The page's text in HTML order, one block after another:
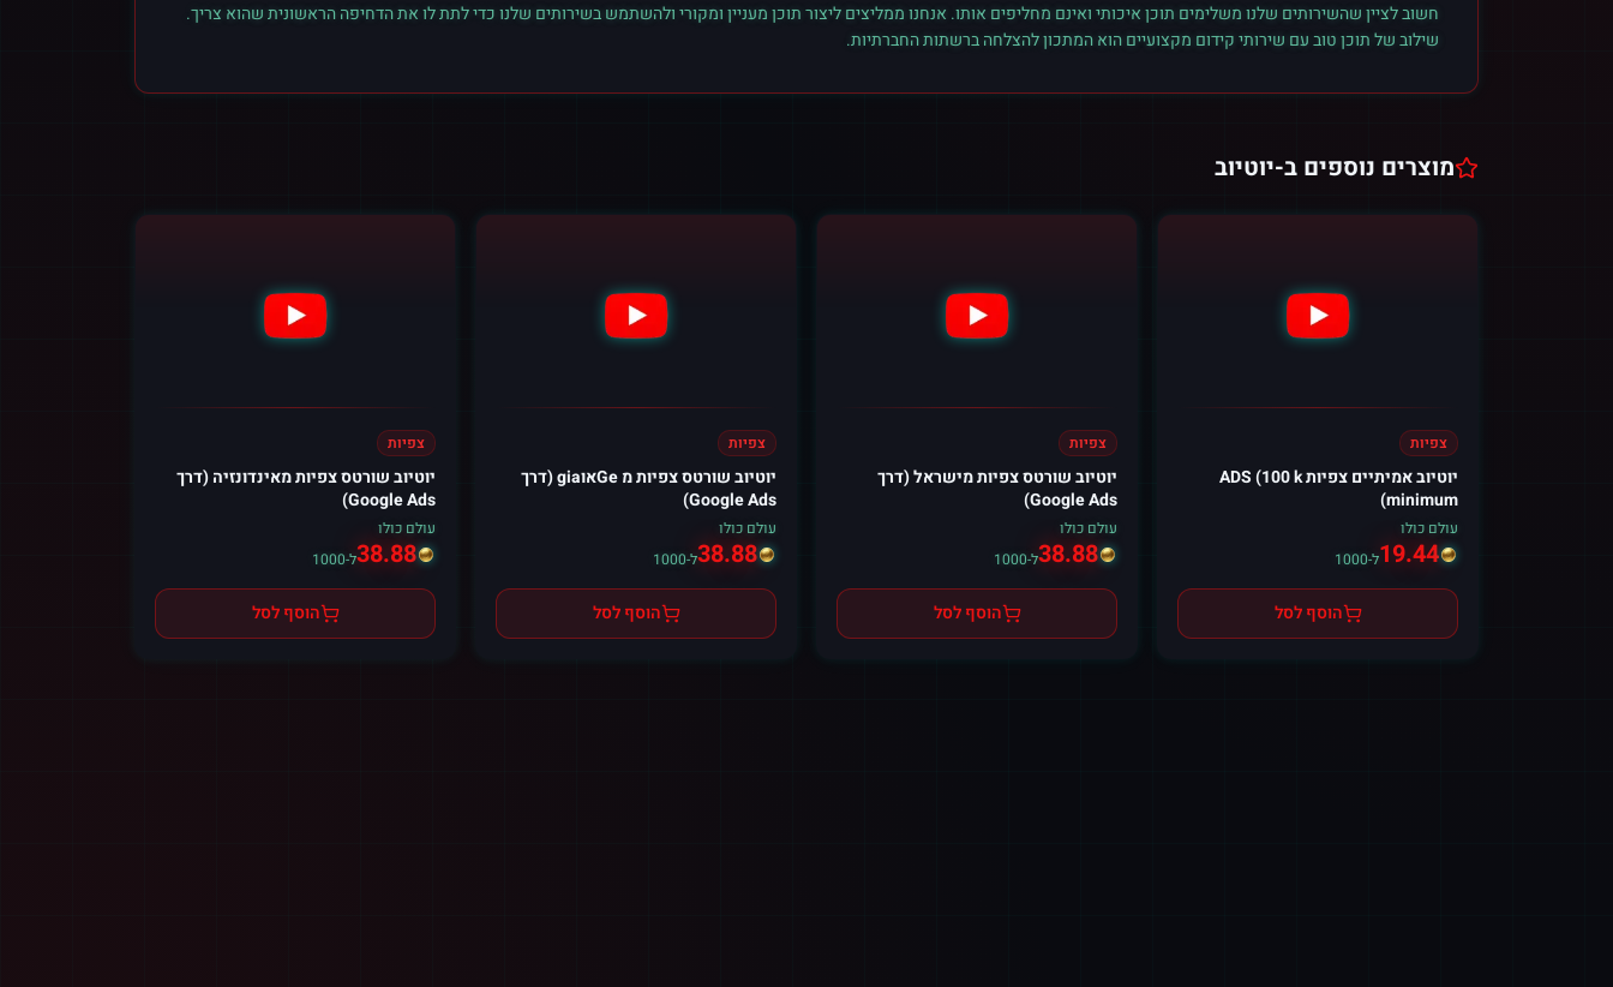
חשוב לציין שהשירותים שלנו משלימים תוכן איכותי ואינם מחליפים אותו. אנחנו ממליצים ליצור תוכן מעניין ומקורי ולהשתמש בשירותים שלנו כדי לתת לו את הדחיפה הראשונית שהוא צריך.
שילוב של תוכן טוב עם שירותי קידום מקצועיים הוא המתכון להצלחה ברשתות החברתיות.
מוצרים נוספים ב-יוטיוב
צפיות
יוטיוב אמיתיים צפיות ADS (100 k
minimum)
עולם כולו
19.44ל-1000
הוסף לסל
צפיות
יוטיוב שורטס צפיות מישראל (דרך
Google Ads)
עולם כולו
38.88ל-1000
הוסף לסל
צפיות
יוטיוב שורטס צפיות מ Geאוgia (דרך
Google Ads)
עולם כולו
38.88ל-1000
הוסף לסל
צפיות
יוטיוב שורטס צפיות מאינדונזיה (דרך
Google Ads)
עולם כולו
38.88ל-1000
הוסף לסל